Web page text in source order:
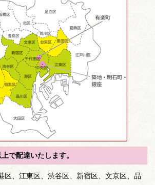
で配達いたします。
区、江東区、渋谷区、新宿区、文京区、品